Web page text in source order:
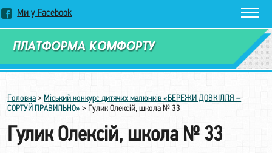
Ми у Facebook
Замовити дзвінок
Головна > Міський конкурс дитячих малюнків «БЕРЕЖИ ДОВКІЛЛЯ –
СОРТУЙ ПРАВИЛЬНО» > Гулик Олексій, школа № 33
Гулик Олексій, школа № 33